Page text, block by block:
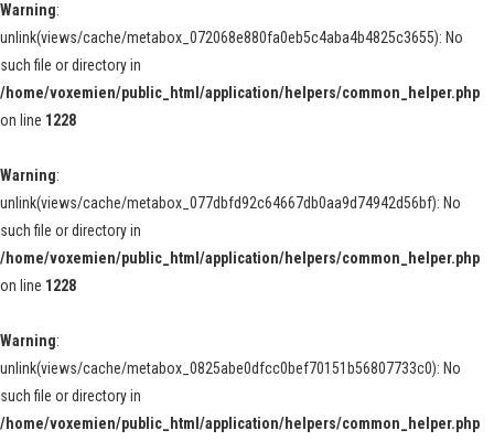
Warning:
unlink(views/cache/metabox_072068e880fa0eb5c4aba4b4825c3655): No
such file or directory in
/home/voxemien/public_html/application/helpers/common_helper.php
on line 1228
Warning:
unlink(views/cache/metabox_077dbfd92c64667db0aa9d74942d56bf): No
such file or directory in
/home/voxemien/public_html/application/helpers/common_helper.php
on line 1228
Warning:
unlink(views/cache/metabox_0825abe0dfcc0bef70151b56807733c0): No
such file or directory in
/home/voxemien/public_html/application/helpers/common_helper.php